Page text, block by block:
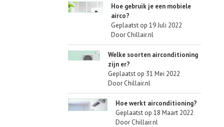
Hoe gebruik je een mobiele
airco?
Geplaatst op19 Juli 2022
Door Chillair.nl
Welke soorten airconditioning
zijn er?
Geplaatst op 31 Mei 2022
Door Chillair.nl
Hoe werkt airconditioning?
Geplaatst op 18 Maart 2022
Door Chillair.nl